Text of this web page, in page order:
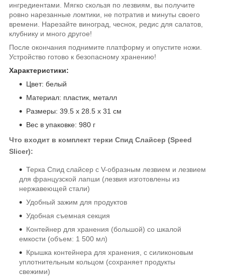
ингредиентами. Мягко скользя по лезвиям, вы получите
ровно нарезанные ломтики, не потратив и минуты своего
времени. Нарезайте виноград, чеснок, редис для салатов,
клубнику и много другое!
После окончания поднимите платформу и опустите ножи.
Устройство готово к безопасному хранению!
Характеристики:
Цвет: белый
Материал: пластик, металл
Размеры: 39.5 x 28.5 x 31 см
Вес в упаковке: 980 г
Что входит в комплект терки Спид Слайсер (Speed
Slicer):
Терка Спид слайсер с V-образным лезвием и лезвием
для французской лапши (лезвия изготовлены из
нержавеющей стали)
Удобный зажим для продуктов
Удобная съемная секция
Контейнер для хранения (большой) со шкалой
емкости (объем: 1 500 мл)
Крышка контейнера для хранения, с силиконовым
уплотнительным кольцом (сохраняет продукты
свежими)